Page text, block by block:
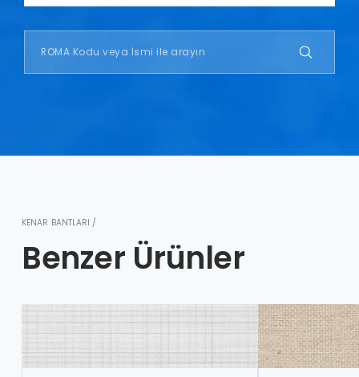
KENAR BANTLARI /
Benzer Ürünler